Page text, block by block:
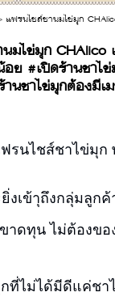
แฟรนไชส์ชานมไข่มุก
มไข่มุก
ย #เปิดร้านชาไ
านชาไข่มุกต้องมี
ฟรนไชส์ชาไข่มุก
ยิ่งเข้าุถึงกลุ่มลูก
าดทุน ไม่ต้องขอ
ที่ไม่ได้มีดีแค่ชา